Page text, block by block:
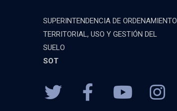
SUPERINTENDENCIA DE ORDENAMIENTO
TERRITORIAL, USO Y GESTIÓN DEL
SUELO
SOT